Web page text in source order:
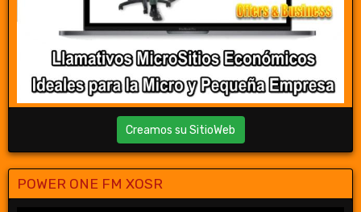
Creamos su SitioWeb
POWER ONE FM XOSR